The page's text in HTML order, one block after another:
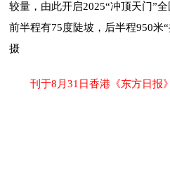
较量，由此开启2025“冲顶天门”
前半程有75度陡坡，后半程950米
摄
刊于8月31日香港《东方日报